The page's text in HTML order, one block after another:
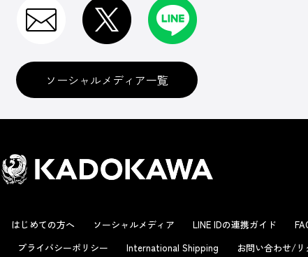
ソーシャルメディア一覧
はじめての方へ ソーシャルメディア LINE IDの連携ガイド
プライバシーポリシー International Shipping お問い合わせ/リ